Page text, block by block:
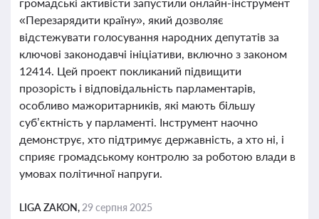
«Перезарядити країну», який дозволяє
відстежувати голосування народних депутатів за
ключові законодавчі ініціативи, включно з законом
12414. Цей проект покликаний підвищити
прозорість і відповідальність парламентарів,
особливо мажоритарників, які мають більшу
суб’єктність у парламенті. Інструмент наочно
демонструє, хто підтримує державність, а хто ні, і
сприяє громадському контролю за роботою влади в
умовах політичної напруги.
LIGA ZAKON, 29 серпня 2025